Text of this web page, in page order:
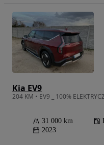
Kia EV9
31 000 km
2023